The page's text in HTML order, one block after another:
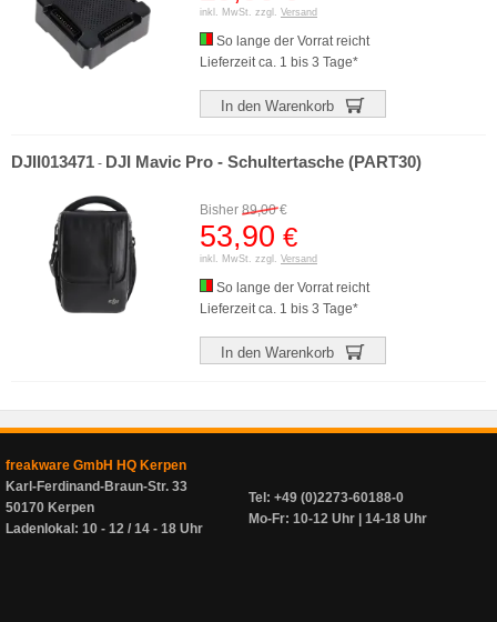
inkl. MwSt. zzgl. Versand
So lange der Vorrat reicht
Lieferzeit ca. 1 bis 3 Tage*
In den Warenkorb
DJII013471 - DJI Mavic Pro - Schultertasche (PART30)
Bisher 89,00€
53,90 €
inkl. MwSt. zzgl. Versand
So lange der Vorrat reicht
Lieferzeit ca. 1 bis 3 Tage*
In den Warenkorb
freakware GmbH HQ Kerpen
Karl-Ferdinand-Braun-Str. 33
50170 Kerpen
Ladenlokal: 10 - 12 / 14 - 18 Uhr
Tel: +49 (0)2273-60188-0
Mo-Fr: 10-12 Uhr | 14-18 Uhr